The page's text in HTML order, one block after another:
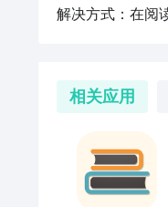
解决方式：在阅
相关应用